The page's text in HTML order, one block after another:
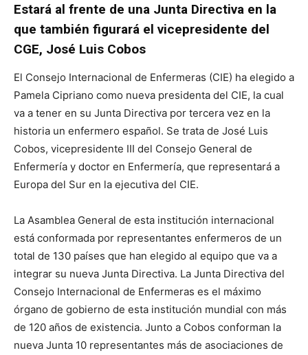
Estará al frente de una Junta Directiva en la
que también figurará el vicepresidente del
CGE, José Luis Cobos
El Consejo Internacional de Enfermeras (CIE) ha elegido a
Pamela Cipriano como nueva presidenta del CIE, la cual
va a tener en su Junta Directiva por tercera vez en la
historia un enfermero español. Se trata de José Luis
Cobos, vicepresidente III del Consejo General de
Enfermería y doctor en Enfermería, que representará a
Europa del Sur en la ejecutiva del CIE.
La Asamblea General de esta institución internacional
está conformada por representantes enfermeros de un
total de 130 países que han elegido al equipo que va a
integrar su nueva Junta Directiva. La Junta Directiva del
Consejo Internacional de Enfermeras es el máximo
órgano de gobierno de esta institución mundial con más
de 120 años de existencia. Junto a Cobos conforman la
nueva Junta 10 representantes más de asociaciones de